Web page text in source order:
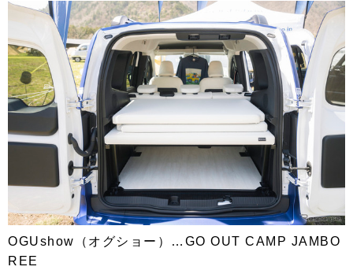
OGUshow（オグショー）…GO OUT CAMP JAMBO
REE